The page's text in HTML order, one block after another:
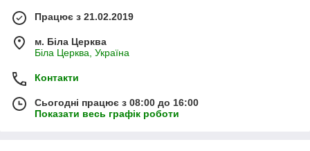
Працює з 21.02.2019
м. Біла Церква
Біла Церква, Україна
Контакти
Сьогодні працює з 08:00 до 16:00
Показати весь графік роботи